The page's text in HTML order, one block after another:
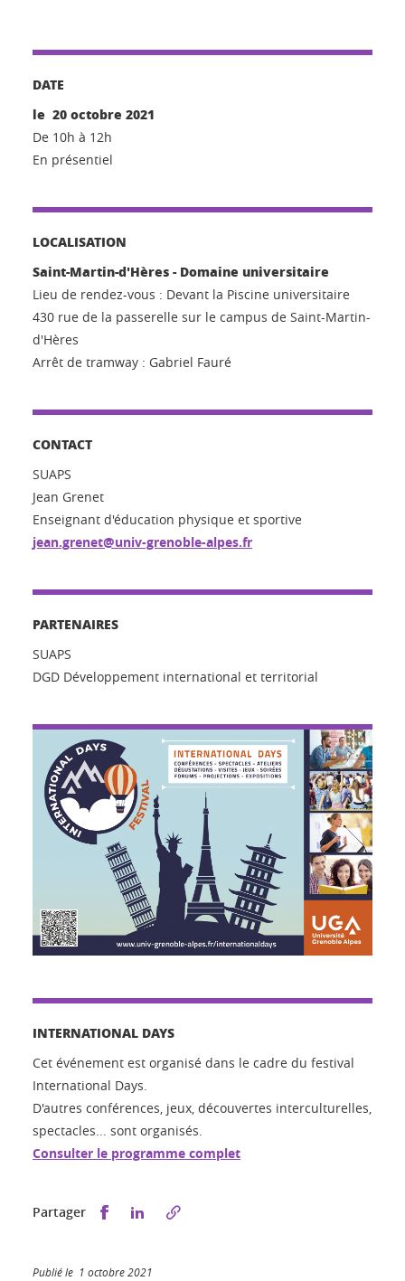
DATE
le 20 octobre 2021
De 10h à 12h
En présentiel
LOCALISATION
Saint-Martin-d'Hères - Domaine universitaire
Lieu de rendez-vous : Devant la Piscine universitaire
430 rue de la passerelle sur le campus de Saint-Martin-
d'Hères
Arrêt de tramway : Gabriel Fauré
CONTACT
SUAPS
Jean Grenet
Enseignant d'éducation physique et sportive
jean.grenet@univ-grenoble-alpes.fr
PARTENAIRES
SUAPS
DGD Développement international et territorial
INTERNATIONAL DAYS
Cet événement est organisé dans le cadre du festival
International Days.
D'autres conférences, jeux, découvertes interculturelles,
spectacles... sont organisés.
Consulter le programme complet
Partager Partager sur Facebook
Partager sur LinkedIn
Publié le 1 octobre 2021